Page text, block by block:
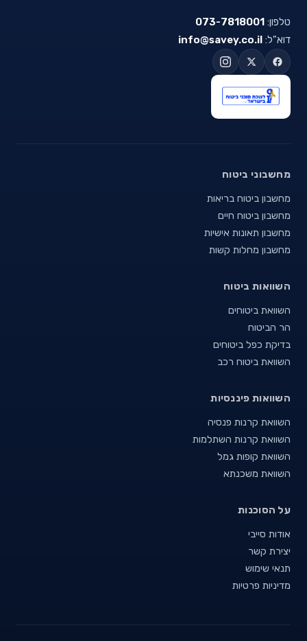
טלפון: 073-7818001
דוא"ל: info@savey.co.il
מחשבוני ביטוח
מחשבון ביטוח בריאות
מחשבון ביטוח חיים
מחשבון תאונות אישיות
מחשבון מחלות קשות
השוואות ביטוח
השוואת ביטוחים
הר הביטוח
בדיקת כפל ביטוחים
השוואת ביטוח רכב
השוואות פיננסיות
השוואת קרנות פנסיה
השוואת קרנות השתלמות
השוואת קופות גמל
השוואת משכנתא
על הסוכנות
אודות סייבי
יצירת קשר
תנאי שימוש
מדיניות פרטיות